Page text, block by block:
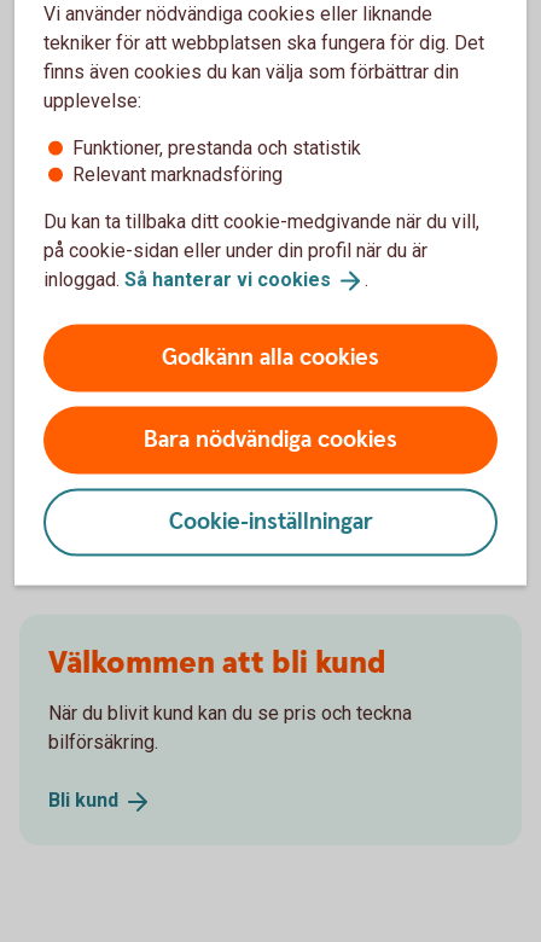
Vanliga frågor om att försäkra Saab
Trafik, hel och halv – vad är det för skillnad på
försäkringarna?
gälla?
Om man övningskör och olyckan är framme,
täcker bilförsäkringen då?
Gäller bilförsäkringen utanför Sverige?
Täcker försäkringen viltolyckor?
Vilka bilar har en vagnskadegaranti?
Välkommen att bli kund
När du blivit kund kan du se pris och teckna
bilförsäkring.
Bli kund
Vi använder nödvändiga cookies eller liknande
tekniker för att webbplatsen ska fungera för dig. Det
finns även cookies du kan välja som förbättrar din
upplevelse:
Funktioner, prestanda och statistik
Relevant marknadsföring
Du kan ta tillbaka ditt cookie-medgivande när du vill,
på cookie-sidan eller under din profil när du är
inloggad. Så hanterar vi cookies .
Godkänn alla cookies
Bara nödvändiga cookies
Cookie-inställningar